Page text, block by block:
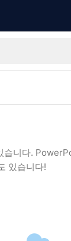
니다.
있습니다!